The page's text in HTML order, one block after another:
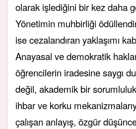
olarak işlediğini bir kez daha
Yönetimin muhbirliği
ise cezalandıran yaklaşımı
Anayasal ve demokratik
öğrencilerin iradesine saygı
değil, akademik bir
ihbar ve korku
çalışan anlayış, özgür